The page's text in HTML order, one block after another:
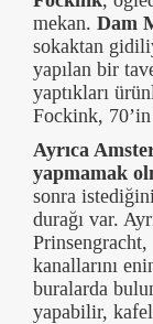
mekan. Dam
sokaktan
yapılan bir
yaptıkları
Fockink,
Ayrıca
yapmamak
sonra
durağı var.
kanallarını
buralarda
yapabilir,